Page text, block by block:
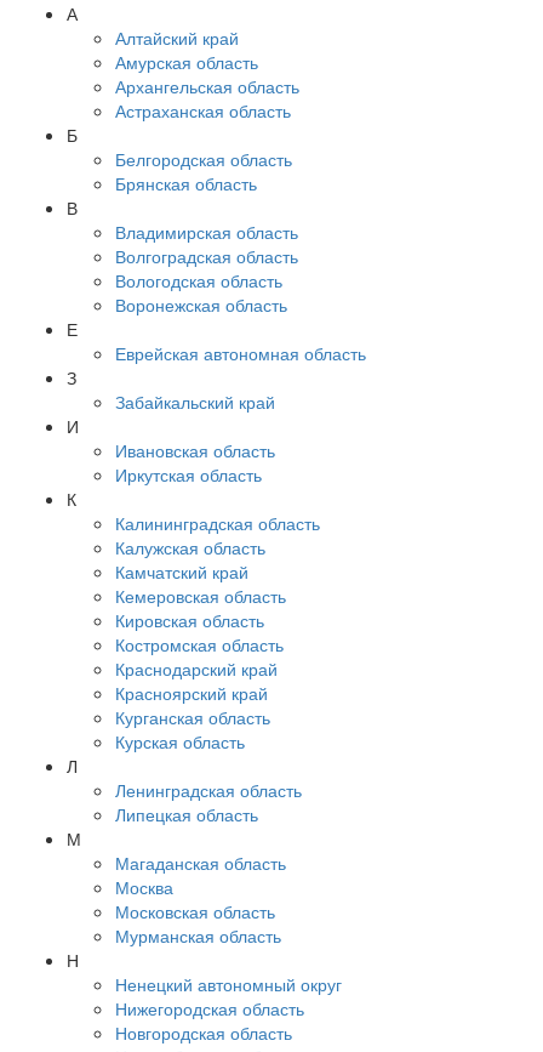
А
Алтайский край
Амурская область
Архангельская область
Астраханская область
Б
Белгородская область
Брянская область
В
Владимирская область
Волгоградская область
Вологодская область
Воронежская область
Е
Еврейская автономная область
З
Забайкальский край
И
Ивановская область
Иркутская область
К
Калининградская область
Калужская область
Камчатский край
Кемеровская область
Кировская область
Костромская область
Краснодарский край
Красноярский край
Курганская область
Курская область
Л
Ленинградская область
Липецкая область
М
Магаданская область
Москва
Московская область
Мурманская область
Н
Ненецкий автономный округ
Нижегородская область
Новгородская область